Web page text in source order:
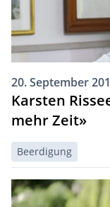
20. September
Karsten
mehr Zeit»
Beerdigung